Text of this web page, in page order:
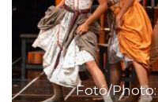
Fotó/Photo: